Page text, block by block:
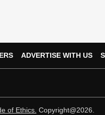
ADVERTISE WITH US
of Ethics. Copyright@2026.